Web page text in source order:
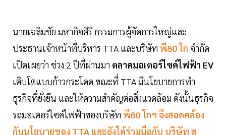
นายเฉลิมชัย มหากิจศิริ กรรมการผู้จัดการใหญ่และ
ประธานเจ้าหน้าที่บริหาร TTA และบริษัท พี80 โก จำกัด
เปิดเผยว่า ช่วง 2 ปีที่ผ่านมา ตลาดมอเตอร์ไซค์ไฟฟ้า EV
เติบโตแบบก้าวกระโดด ขณะที่ TTA มีนโยบายการทำ
ธุรกิจที่ยั่งยืน และให้ความสำคัญต่อสิ่งแวดล้อม ดังนั้นธุรกิจ
รถมอเตอร์ไซค์ไฟฟ้าของบริษัท พี80 โกฯ จึงสอดคล้อง
กับนโยบายของ TTA และยังได้ร่วมมือกับ บริษัท ส